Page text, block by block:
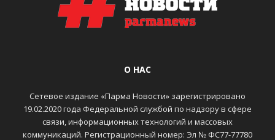
О НАС
Сетевое издание «Парма Новости» зарегистрировано
19.02.2020 года Федеральной службой по надзору в сфере
связи, информационных технологий и массовых
коммуникаций. Регистрационный номер: Эл № ФС77-77780